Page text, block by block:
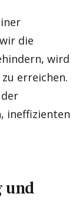
die
wird
erreichen.
ineffizienten
und